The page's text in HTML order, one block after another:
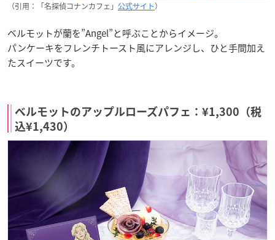
（引用：「名探偵コナンカフェ」 公式サイト）
ベルモットが蘭を”Angel”と呼ぶことからイメージ。
パンケーキをフレンチトースト風にアレンジし、ひと手間加え
たスイーツです。
ベルモットのアップルローズパフェ：¥1,300（税
込¥1,430）